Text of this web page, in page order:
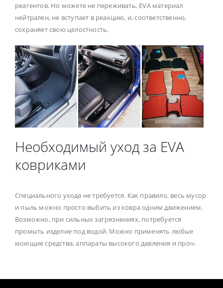
реагентов. Но можете не переживать, EVA материал
нейтрален, не вступает в реакцию, и, соответственно,
сохраняет свою целостность.
Необходимый уход за EVA
ковриками
Специального ухода не требуется. Как правило, весь мусор
и пыль можно просто выбить из ковра одним движением.
Возможно, при сильных загрязнениях, потребуется
промыть изделие под водой. Можно применять любые
моющие средства, аппараты высокого давления и проч.